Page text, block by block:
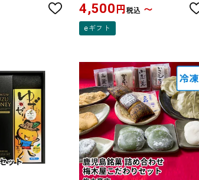
4,500 円 税込 〜
eギフト